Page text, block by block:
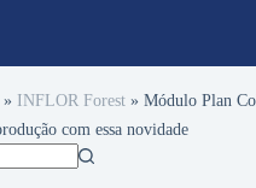
» INFLOR Forest »Módulo Plan
com essa novidade